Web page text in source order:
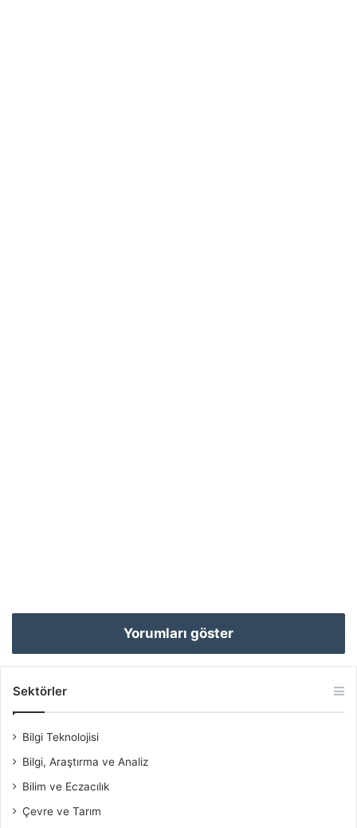
Yorumları göster
Sektörler
Bilgi Teknolojisi
Bilgi, Araştırma ve Analiz
Bilim ve Eczacılık
Çevre ve Tarım